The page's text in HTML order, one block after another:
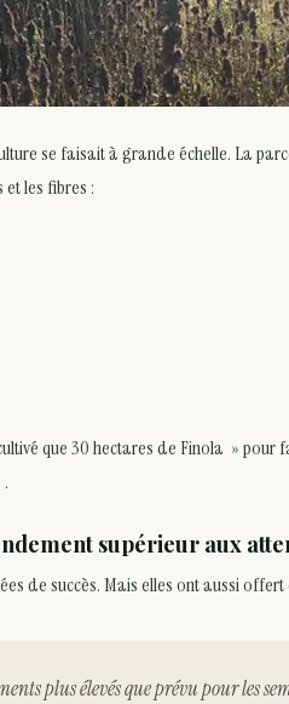
se faisait à grande échelle. La
les fibres :
que 30 hectares de Finola » pour
supérieur aux
de succès. Mais elles ont aussi
plus élevés que prévu pour les